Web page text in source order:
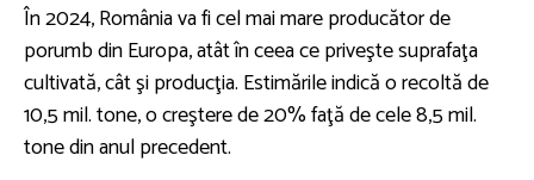
În 2024, România va fi cel mai mare producător de
porumb din Europa, atât în ceea ce priveşte suprafaţa
cultivată, cât şi producţia. Estimările indică o recoltă de
10,5 mil. tone, o creştere de 20% faţă de cele 8,5 mil.
tone din anul precedent.